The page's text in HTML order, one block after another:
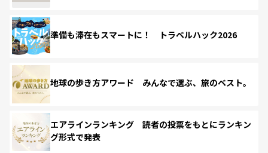
準備も滞在もスマートに！ トラベルハック2026
地球の歩き方アワード みんなで選ぶ、旅のベスト。
エアラインランキング 読者の投票をもとにランキン
グ形式で発表